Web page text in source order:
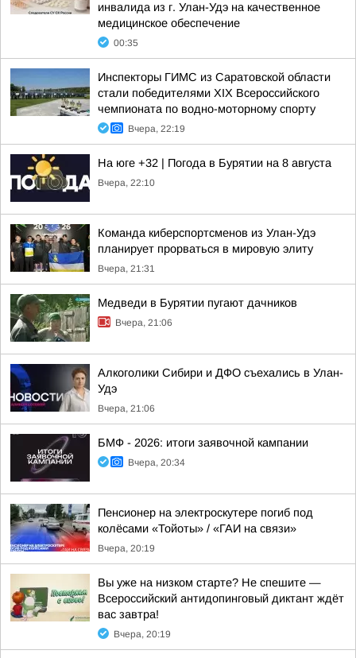
инвалида из г. Улан-Удэ на качественное
медицинское обеспечение
00:35
Инспекторы ГИМС из Саратовской области
стали победителями XIX Всероссийского
чемпионата по водно-моторному спорту
Вчера, 22:19
На юге +32 | Погода в Бурятии на 8 августа
Вчера, 22:10
Команда киберспортсменов из Улан-Удэ
планирует прорваться в мировую элиту
Вчера, 21:31
Медведи в Бурятии пугают дачников
Вчера, 21:06
Алкоголики Сибири и ДФО съехались в Улан-
Удэ
Вчера, 21:06
БМФ - 2026: итоги заявочной кампании
Вчера, 20:34
Пенсионер на электроскутере погиб под
колёсами «Тойоты» / «ГАИ на связи»
Вчера, 20:19
Вы уже на низком старте? Не спешите —
Всероссийский антидопинговый диктант ждёт
вас завтра!
Вчера, 20:19